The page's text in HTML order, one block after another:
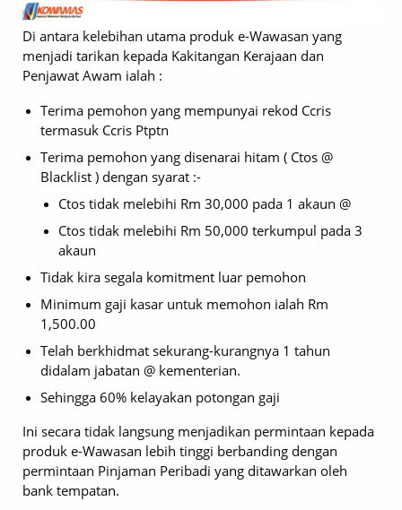
Di antara kelebihan utama produk e-Wawasan yang
menjadi tarikan kepada Kakitangan Kerajaan dan
Penjawat Awam ialah :
Terima pemohon yang mempunyai rekod Ccris
termasuk Ccris Ptptn
Terima pemohon yang disenarai hitam ( Ctos @
Blacklist ) dengan syarat :-
Ctos tidak melebihi Rm 30,000 pada 1 akaun @
Ctos tidak melebihi Rm 50,000 terkumpul pada 3
akaun
Tidak kira segala komitment luar pemohon
Minimum gaji kasar untuk memohon ialah Rm
1,500.00
Telah berkhidmat sekurang-kurangnya 1 tahun
didalam jabatan @ kementerian.
Sehingga 60% kelayakan potongan gaji
Ini secara tidak langsung menjadikan permintaan kepada
produk e-Wawasan lebih tinggi berbanding dengan
permintaan Pinjaman Peribadi yang ditawarkan oleh
bank tempatan.